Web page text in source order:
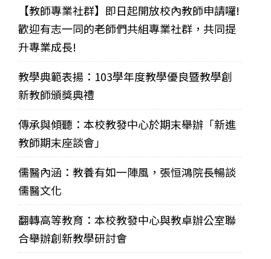
【教師專業社群】即日起開放校內教師申請囉!
歡迎有志一同的老師們共組專業社群，共同提
升專業成長!
教學典範表揚：103學年度教學優良暨教學創
新教師頒獎典禮
傳承與傾聽：本校教發中心於期末舉辦「新進
教師期末座談會」
儒醫內涵：教養有如一陣風，張恒鴻院長暢談
儒醫文化
翻轉高等教育：本校教發中心與教卓辦公室聯
合舉辦創新教學研討會